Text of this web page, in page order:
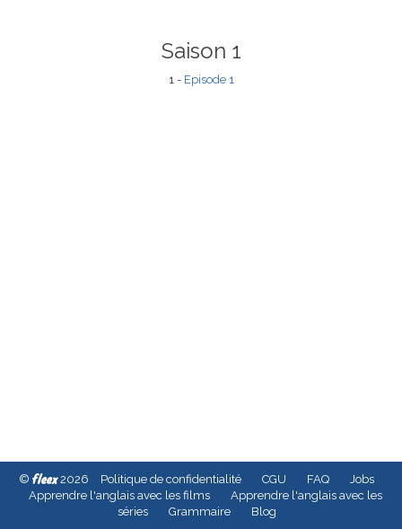
Saison 1
1 - Episode 1
© fleex2026 Politique de confidentialité CGU FAQ
Jobs
Apprendre l'anglais avec les films
Apprendre l'anglais avec les
séries
Grammaire Blog